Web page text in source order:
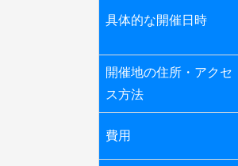
具体的な開催日時
開催地の住所・アクセ
ス方法
費用